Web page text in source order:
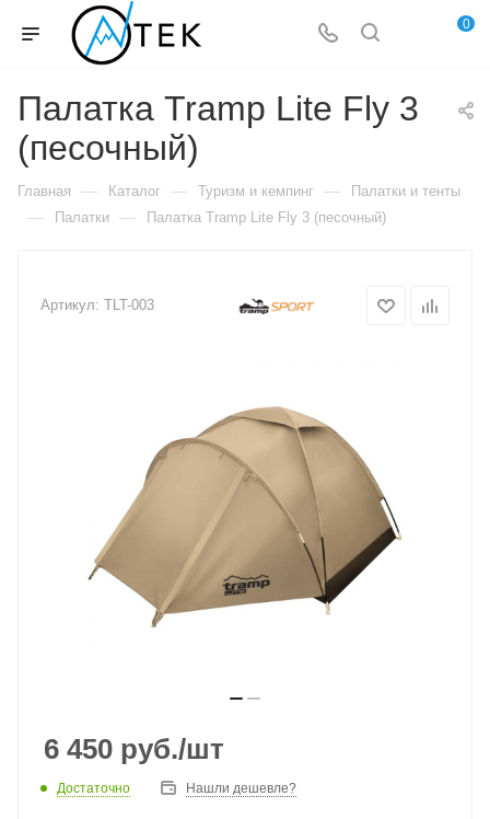
0
Палатка Tramp Lite Fly 3
(песочный)
Главная — Каталог — Туризм и кемпинг — Палатки и тенты
— Палатки — Палатка Tramp Lite Fly 3 (песочный)
Артикул: TLT-003
6 450 руб./шт
Достаточно Нашли дешевле?